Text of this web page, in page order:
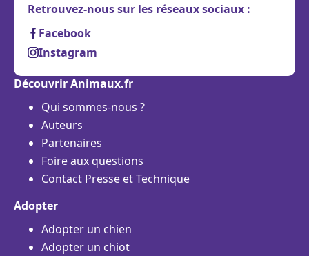
Retrouvez-nous sur les réseaux sociaux :
Facebook
Instagram
Découvrir Animaux.fr
Qui sommes-nous ?
Auteurs
Partenaires
Foire aux questions
Contact Presse et Technique
Adopter
Adopter un chien
Adopter un chiot